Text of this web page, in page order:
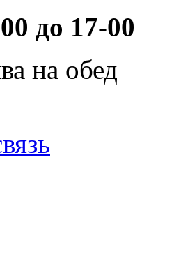
до 17-00
на обед